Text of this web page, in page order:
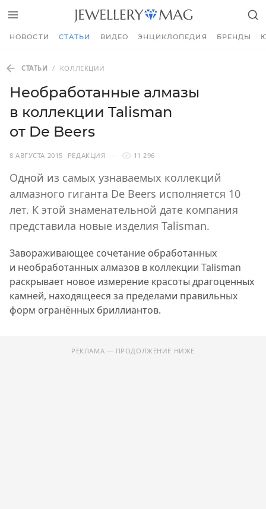
НОВОСТИ СТАТЬИ ВИДЕО ЭНЦИКЛОПЕДИЯ БРЕНДЫ
СТАТЬИ / КОЛЛЕКЦИИ
Необработанные алмазы
в коллекции Talisman
от De Beers
8 АВГУСТА 2015 РЕДАКЦИЯ 11 296
Одной из самых узнаваемых коллекций
алмазного гиганта De Beers исполняется 10
лет. К этой знаменательной дате компания
представила новые изделия Talisman.
Завораживающее сочетание обработанных
и необработанных алмазов в коллекции Talisman
раскрывает новое измерение красоты драгоценных
камней, находящееся за пределами правильных
форм огранённых бриллиантов.
РЕКЛАМА — ПРОДОЛЖЕНИЕ НИЖЕ